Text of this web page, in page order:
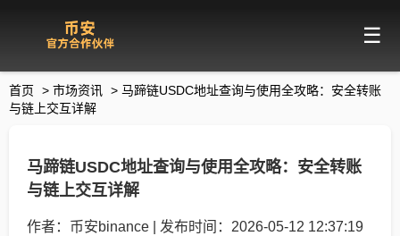
☰
首页 > 市场资讯 > 马蹄链USDC地址查询与使用全攻略：安全转账
与链上交互详解
马蹄链USDC地址查询与使用全攻略：安全转账
与链上交互详解
作者：币安binance | 发布时间：2026-05-12 12:37:19